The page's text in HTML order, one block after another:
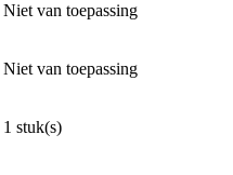
Niet van toepassing
Niet van toepassing
1 stuk(s)